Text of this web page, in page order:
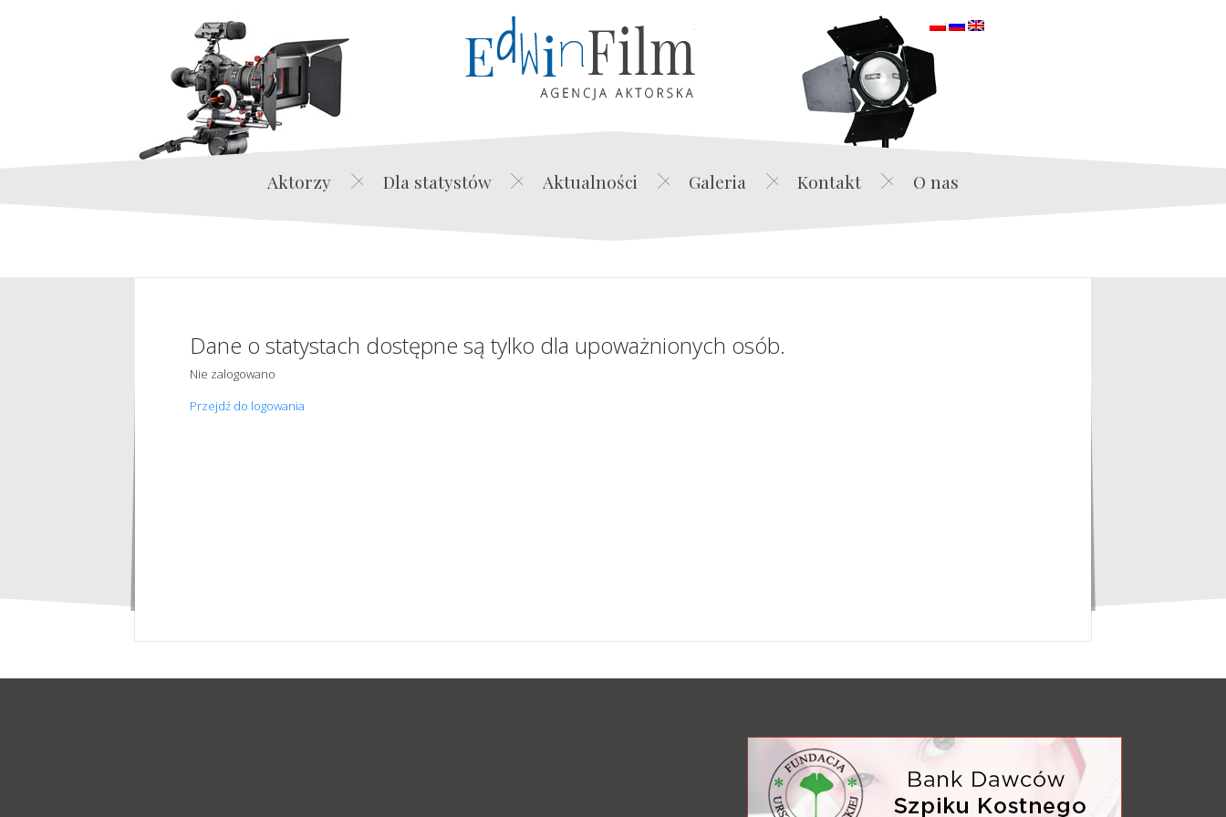
Edwin Film Agencja Aktorska
Aktorzy Dla statystów Aktualności Galeria Kontakt O nas
Dane o statystach dostępne są tylko dla upoważnionych osób.
Nie zalogowano
Przejdź do logowania